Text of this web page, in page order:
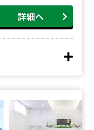
詳細へ
へ